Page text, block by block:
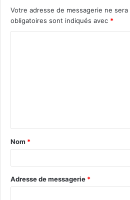
Votre adresse de messagerie ne sera
obligatoires sont indiqués avec *
Nom *
Adresse de messagerie *